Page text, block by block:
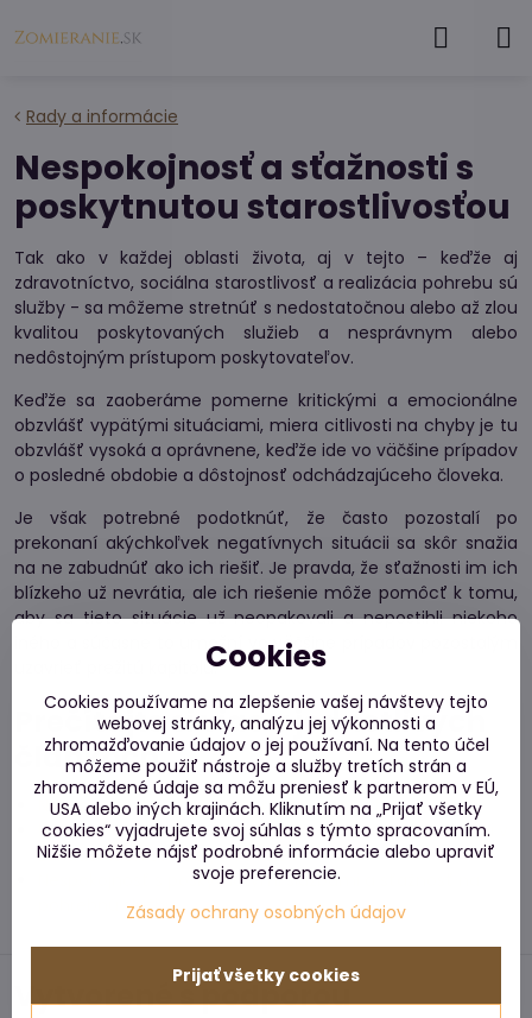
Rady a informácie
Nespokojnosť a sťažnosti s
poskytnutou starostlivosťou
Tak ako v každej oblasti života, aj v tejto – keďže aj
zdravotníctvo, sociálna starostlivosť a realizácia pohrebu sú
služby - sa môžeme stretnúť s nedostatočnou alebo až zlou
kvalitou poskytovaných služieb a nesprávnym alebo
nedôstojným prístupom poskytovateľov.
Keďže sa zaoberáme pomerne kritickými a emocionálne
obzvlášť vypätými situáciami, miera citlivosti na chyby je tu
obzvlášť vysoká a oprávnene, keďže ide vo väčšine prípadov
o posledné obdobie a dôstojnosť odchádzajúceho človeka.
Je však potrebné podotknúť, že často pozostalí po
prekonaní akýchkoľvek negatívnych situácii sa skôr snažia
na ne zabudnúť ako ich riešiť. Je pravda, že sťažnosti im ich
blízkeho už nevrátia, ale ich riešenie môže pomôcť k tomu,
aby sa tieto situácie už neopakovali a nepostihli niekoho
iného a súčasne to umožní vo väčšine prípadov pozostalým
uzavrieť prežitú kapitolu.
Prečítajte si viac v jednotlivých
článkoch
Nespokojnosť a sťažnosti na zdravotnú starostlivosť
Nespokojnosť s poskytnutou starostlivosťou a službami v
zariadeniach sociálnych služieb
Nespokojnosť s poskytnutými službami a sťažnosť na
pohrebnú službu
Vytvorené s podporou
Cookies
Cookies používame na zlepšenie vašej návštevy tejto
webovej stránky, analýzu jej výkonnosti a
zhromažďovanie údajov o jej používaní. Na tento účel
môžeme použiť nástroje a služby tretích strán a
zhromaždené údaje sa môžu preniesť k partnerom v EÚ,
USA alebo iných krajinách. Kliknutím na „Prijať všetky
cookies“ vyjadrujete svoj súhlas s týmto spracovaním.
Nižšie môžete nájsť podrobné informácie alebo upraviť
svoje preferencie.
Zásady ochrany osobných údajov
Prijať všetky cookies